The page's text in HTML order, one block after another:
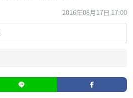
2016年08月17日 17:00